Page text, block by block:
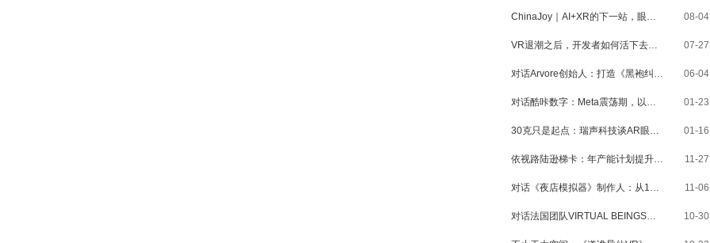
08-04
07-27
06-04
01-23
01-16
11-27
11-06
10-30